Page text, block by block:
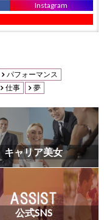
Instagram
パフォーマンス
仕事 夢
キャリア美女
公式SNS